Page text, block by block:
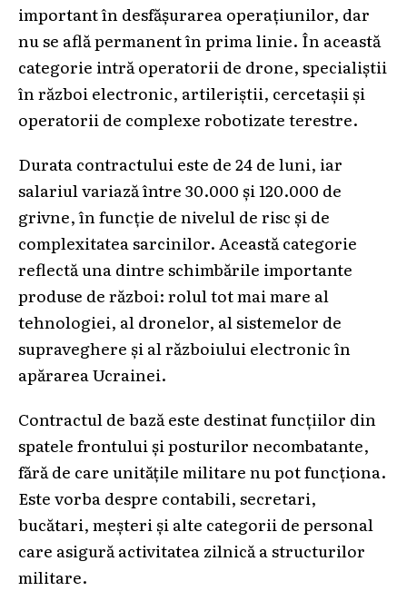
important în desfășurarea operațiunilor, dar
nu se află permanent în prima linie. În această
categorie intră operatorii de drone, specialiștii
în război electronic, artileriștii, cercetașii și
operatorii de complexe robotizate terestre.
Durata contractului este de 24 de luni, iar
salariul variază între 30.000 și 120.000 de
grivne, în funcție de nivelul de risc și de
complexitatea sarcinilor. Această categorie
reflectă una dintre schimbările importante
produse de război: rolul tot mai mare al
tehnologiei, al dronelor, al sistemelor de
supraveghere și al războiului electronic în
apărarea Ucrainei.
Contractul de bază este destinat funcțiilor din
spatele frontului și posturilor necombatante,
fără de care unitățile militare nu pot funcționa.
Este vorba despre contabili, secretari,
bucătari, meșteri și alte categorii de personal
care asigură activitatea zilnică a structurilor
militare.